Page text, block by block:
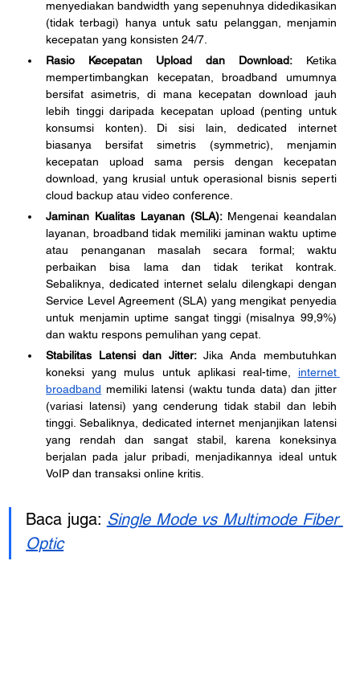
menyediakan bandwidth yang sepenuhnya didedikasikan
(tidak terbagi) hanya untuk satu pelanggan, menjamin
kecepatan yang konsisten 24/7.
Rasio Kecepatan Upload dan Download: Ketika
mempertimbangkan kecepatan, broadband umumnya
bersifat asimetris, di mana kecepatan download jauh
lebih tinggi daripada kecepatan upload (penting untuk
konsumsi konten). Di sisi lain, dedicated internet
biasanya bersifat simetris (symmetric), menjamin
kecepatan upload sama persis dengan kecepatan
download, yang krusial untuk operasional bisnis seperti
cloud backup atau video conference.
Jaminan Kualitas Layanan (SLA): Mengenai keandalan
layanan, broadband tidak memiliki jaminan waktu uptime
atau penanganan masalah secara formal; waktu
perbaikan bisa lama dan tidak terikat kontrak.
Sebaliknya, dedicated internet selalu dilengkapi dengan
Service Level Agreement (SLA) yang mengikat penyedia
untuk menjamin uptime sangat tinggi (misalnya 99,9%)
dan waktu respons pemulihan yang cepat.
Stabilitas Latensi dan Jitter: Jika Anda membutuhkan
koneksi yang mulus untuk aplikasi real-time, internet
broadband memiliki latensi (waktu tunda data) dan jitter
(variasi latensi) yang cenderung tidak stabil dan lebih
tinggi. Sebaliknya, dedicated internet menjanjikan latensi
yang rendah dan sangat stabil, karena koneksinya
berjalan pada jalur pribadi, menjadikannya ideal untuk
VoIP dan transaksi online kritis.
Baca juga: Single Mode vs Multimode Fiber
Optic